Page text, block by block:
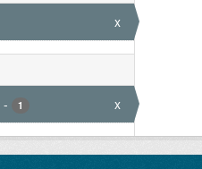
x
- 1 x